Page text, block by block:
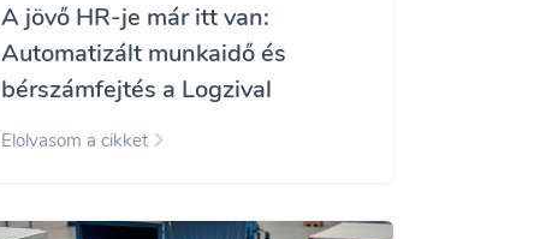
A jövő HR-je már itt van:
Automatizált munkaidő és
bérszámfejtés a Logzival
Elolvasom a cikket